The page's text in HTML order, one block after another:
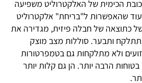
הכימית של האלקטרוליט משפיעה
שהאפשרות ל"בריחת" אלקטרוליט
כתוצאה של חבלה פיזית, מגדירה את
ותבער. סוללות מצב מוצק
ולא מתלקחות גם בטמפרטורות
בטוחות הרבה יותר. הן גם קלות יותר